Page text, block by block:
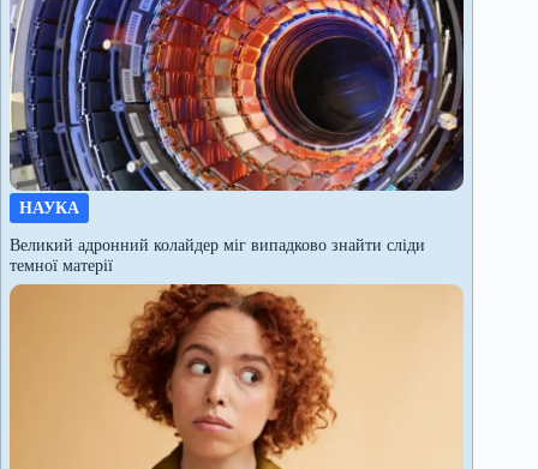
НАУКА
Великий адронний колайдер міг випадково знайти сліди
темної матерії